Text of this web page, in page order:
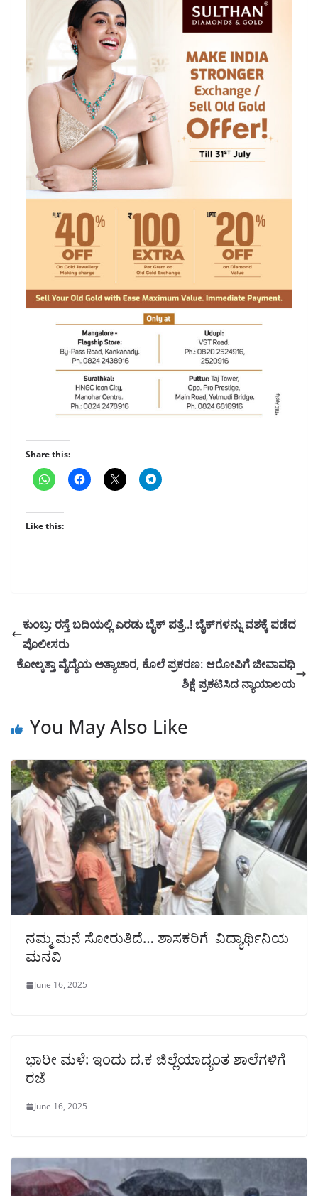
Share this:
Like this:
ಕುಂಬ್ರ: ರಸ್ತೆ ಬದಿಯಲ್ಲಿ ಎರಡು ಬೈಕ್ ಪತ್ತೆ..! ಬೈಕ್‌ಗಳನ್ನು ವಶಕ್ಕೆ ಪಡೆದ
ಪೊಲೀಸರು
ಕೋಲ್ಕತ್ತಾ ವೈದ್ಯೆಯ ಅತ್ಯಾಚಾರ, ಕೊಲೆ ಪ್ರಕರಣ: ಆರೋಪಿಗೆ ಜೀವಾವಧಿ
ಶಿಕ್ಷೆ ಪ್ರಕಟಿಸಿದ ನ್ಯಾಯಾಲಯ
You May Also Like
ನಮ್ಮ ಮನೆ ಸೋರುತಿದೆ… ಶಾಸಕರಿಗೆ ವಿದ್ಯಾರ್ಥಿನಿಯ
ಮನವಿ
June 16, 2025
ಭಾರೀ ಮಳೆ: ಇಂದು ದ.ಕ ಜಿಲ್ಲೆಯಾದ್ಯಂತ ಶಾಲೆಗಳಿಗೆ
ರಜೆ
June 16, 2025